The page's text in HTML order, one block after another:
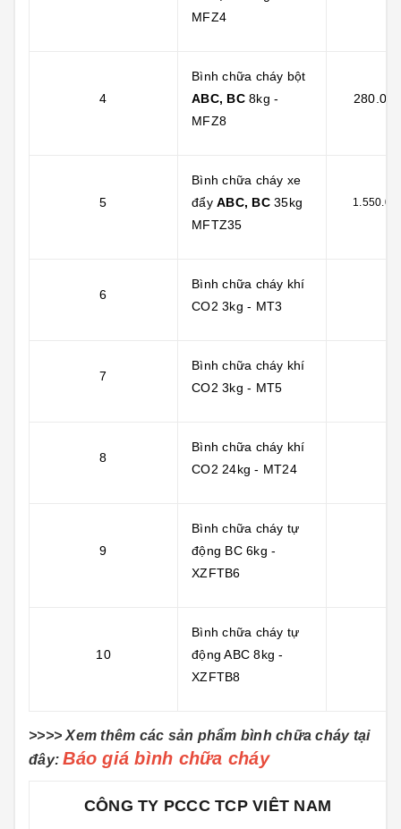
MFZ4
4
Bình chữa cháy bột
ABC, BC8kg -
MFZ8
5
Bình chữa cháy xe
đẩy ABC, BC 35kg
MFTZ35
6
Bình chữa cháy khí
CO2 3kg - MT3
7
Bình chữa cháy khí
CO2 3kg - MT5
8
Bình chữa cháy khí
CO2 24kg - MT24
9
Bình chữa cháy tự
động BC 6kg -
XZFTB6
10
Bình chữa cháy tự
động ABC 8kg -
XZFTB8
>>>> Xem thêm các sản phẩm bình chữa cháy tại
đây:Báo giá bình chữa cháy
CÔNG TY PCCC TCP VIÊT NAM